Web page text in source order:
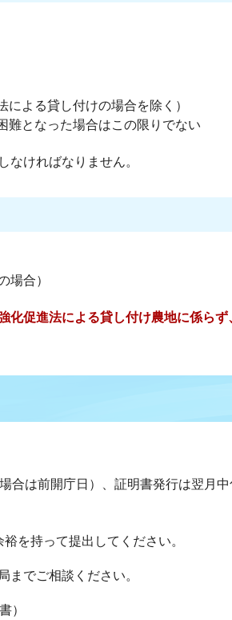
よる貸し付けの場合を除く）
難となった場合はこの限りでない
なければなりません。
場合）
化促進法による貸し付け農地に係らず
合は前開庁日）、証明書発行は翌月
を持って提出してください。
までご相談ください。
）